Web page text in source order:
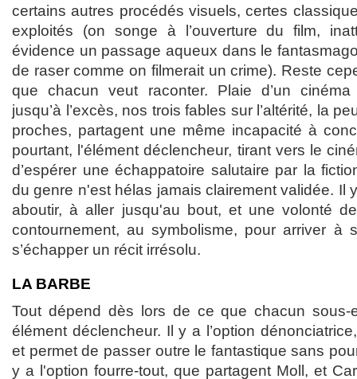
certains autres procédés visuels, certes
exploités (on songe à l’ouverture du film,
évidence un passage aqueux dans le
de raser comme on filmerait un crime). Reste
que chacun veut raconter. Plaie d’un cinéma
jusqu’à l’excès, nos trois fables sur l’altérité, la
proches, partagent une même incapacité à
pourtant, l'élément déclencheur, tirant vers le
d’espérer une échappatoire salutaire par la
du genre n'est hélas jamais clairement validée. Il
aboutir, à aller jusqu'au bout, et une volonté
contournement, au symbolisme, pour arriver à
s’échapper un récit irrésolu.
LA BARBE
Tout dépend dès lors de ce que chacun sous-
élément déclencheur. Il y a l’option
et permet de passer outre le fantastique sans
y a l'option fourre-tout, que partagent Moll, et